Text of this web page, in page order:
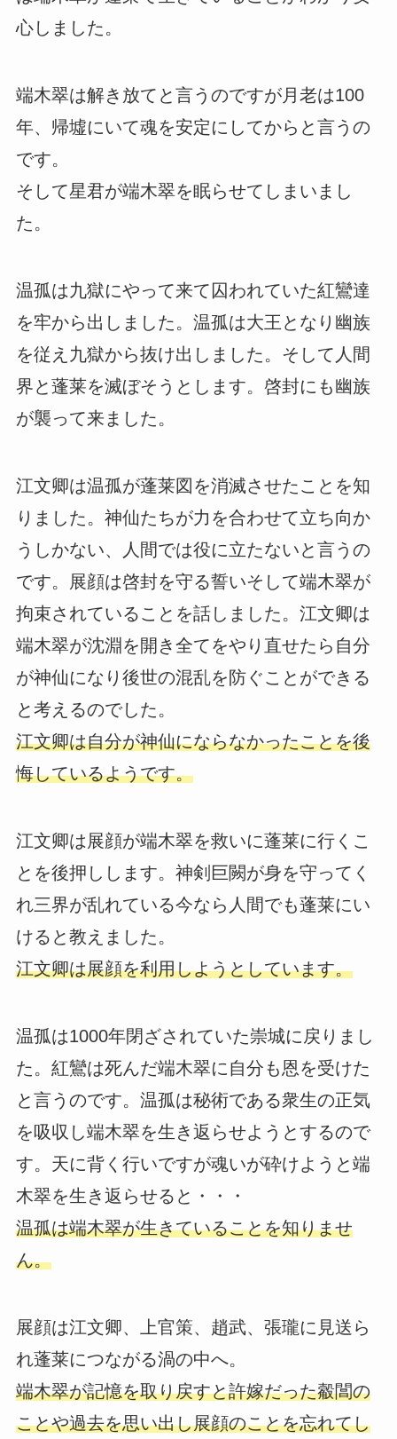
心しました。
端木翠は解き放てと言うのですが月老は100
年、帰墟にいて魂を安定にしてからと言うの
です。
そして星君が端木翠を眠らせてしまいまし
た。
温孤は九獄にやって来て囚われていた紅鸞達
を牢から出しました。温孤は大王となり幽族
を従え九獄から抜け出しました。そして人間
界と蓬莱を滅ぼそうとします。啓封にも幽族
が襲って来ました。
江文卿は温孤が蓬莱図を消滅させたことを知
りました。神仙たちが力を合わせて立ち向か
うしかない、人間では役に立たないと言うの
です。展顔は啓封を守る誓いそして端木翠が
拘束されていることを話しました。江文卿は
端木翠が沈淵を開き全てをやり直せたら自分
が神仙になり後世の混乱を防ぐことができる
と考えるのでした。
江文卿は自分が神仙にならなかったことを後
悔しているようです。
江文卿は展顔が端木翠を救いに蓬莱に行くこ
とを後押しします。神剣巨闕が身を守ってく
れ三界が乱れている今なら人間でも蓬莱にい
けると教えました。
江文卿は展顔を利用しようとしています。
温孤は1000年閉ざされていた崇城に戻りまし
た。紅鸞は死んだ端木翠に自分も恩を受けた
と言うのです。温孤は秘術である衆生の正気
を吸収し端木翠を生き返らせようとするので
す。天に背く行いですが魂いが砕けようと端
木翠を生き返らせると・・・
温孤は端木翠が生きていることを知りませ
ん。
展顔は江文卿、上官策、趙武、張瓏に見送ら
れ蓬莱につながる渦の中へ。
端木翠が記憶を取り戻すと許嫁だった觳閶の
ことや過去を思い出し展顔のことを忘れてし